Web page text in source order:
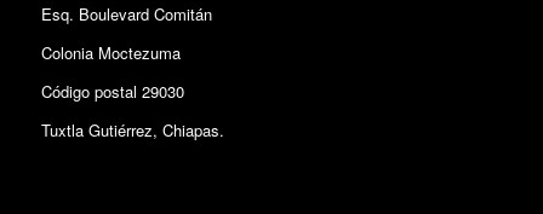
Esq. Boulevard Comitán
Colonia Moctezuma
Código postal 29030
Tuxtla Gutiérrez, Chiapas.